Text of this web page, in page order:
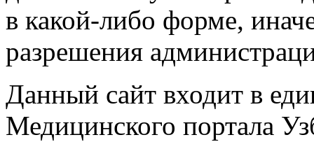
в какой-либо форме,
разрешения
Данный сайт входит в
Медицинского портала